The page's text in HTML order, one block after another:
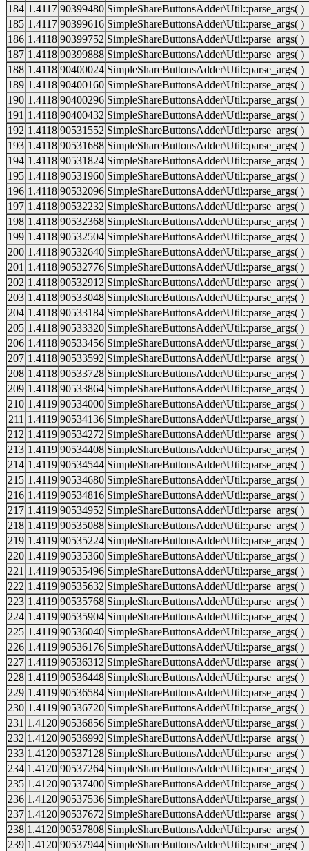
184 1.4117 90399480 SimpleShareButtonsAdder\Util::parse_args( )
185 1.4117 90399616 SimpleShareButtonsAdder\Util::parse_args( )
186 1.4118 90399752 SimpleShareButtonsAdder\Util::parse_args( )
187 1.4118 90399888 SimpleShareButtonsAdder\Util::parse_args( )
188 1.4118 90400024 SimpleShareButtonsAdder\Util::parse_args( )
189 1.4118 90400160 SimpleShareButtonsAdder\Util::parse_args( )
190 1.4118 90400296 SimpleShareButtonsAdder\Util::parse_args( )
191 1.4118 90400432 SimpleShareButtonsAdder\Util::parse_args( )
192 1.4118 90531552 SimpleShareButtonsAdder\Util::parse_args( )
193 1.4118 90531688 SimpleShareButtonsAdder\Util::parse_args( )
194 1.4118 90531824 SimpleShareButtonsAdder\Util::parse_args( )
195 1.4118 90531960 SimpleShareButtonsAdder\Util::parse_args( )
196 1.4118 90532096 SimpleShareButtonsAdder\Util::parse_args( )
197 1.4118 90532232 SimpleShareButtonsAdder\Util::parse_args( )
198 1.4118 90532368 SimpleShareButtonsAdder\Util::parse_args( )
199 1.4118 90532504 SimpleShareButtonsAdder\Util::parse_args( )
200 1.4118 90532640 SimpleShareButtonsAdder\Util::parse_args( )
201 1.4118 90532776 SimpleShareButtonsAdder\Util::parse_args( )
202 1.4118 90532912 SimpleShareButtonsAdder\Util::parse_args( )
203 1.4118 90533048 SimpleShareButtonsAdder\Util::parse_args( )
204 1.4118 90533184 SimpleShareButtonsAdder\Util::parse_args( )
205 1.4118 90533320 SimpleShareButtonsAdder\Util::parse_args( )
206 1.4118 90533456 SimpleShareButtonsAdder\Util::parse_args( )
207 1.4118 90533592 SimpleShareButtonsAdder\Util::parse_args( )
208 1.4118 90533728 SimpleShareButtonsAdder\Util::parse_args( )
209 1.4118 90533864 SimpleShareButtonsAdder\Util::parse_args( )
210 1.4119 90534000 SimpleShareButtonsAdder\Util::parse_args( )
211 1.4119 90534136 SimpleShareButtonsAdder\Util::parse_args( )
212 1.4119 90534272 SimpleShareButtonsAdder\Util::parse_args( )
213 1.4119 90534408 SimpleShareButtonsAdder\Util::parse_args( )
214 1.4119 90534544 SimpleShareButtonsAdder\Util::parse_args( )
215 1.4119 90534680 SimpleShareButtonsAdder\Util::parse_args( )
216 1.4119 90534816 SimpleShareButtonsAdder\Util::parse_args( )
217 1.4119 90534952 SimpleShareButtonsAdder\Util::parse_args( )
218 1.4119 90535088 SimpleShareButtonsAdder\Util::parse_args( )
219 1.4119 90535224 SimpleShareButtonsAdder\Util::parse_args( )
220 1.4119 90535360 SimpleShareButtonsAdder\Util::parse_args( )
221 1.4119 90535496 SimpleShareButtonsAdder\Util::parse_args( )
222 1.4119 90535632 SimpleShareButtonsAdder\Util::parse_args( )
223 1.4119 90535768 SimpleShareButtonsAdder\Util::parse_args( )
224 1.4119 90535904 SimpleShareButtonsAdder\Util::parse_args( )
225 1.4119 90536040 SimpleShareButtonsAdder\Util::parse_args( )
226 1.4119 90536176 SimpleShareButtonsAdder\Util::parse_args( )
227 1.4119 90536312 SimpleShareButtonsAdder\Util::parse_args( )
228 1.4119 90536448 SimpleShareButtonsAdder\Util::parse_args( )
229 1.4119 90536584 SimpleShareButtonsAdder\Util::parse_args( )
230 1.4119 90536720 SimpleShareButtonsAdder\Util::parse_args( )
231 1.4120 90536856 SimpleShareButtonsAdder\Util::parse_args( )
232 1.4120 90536992 SimpleShareButtonsAdder\Util::parse_args( )
233 1.4120 90537128 SimpleShareButtonsAdder\Util::parse_args( )
234 1.4120 90537264 SimpleShareButtonsAdder\Util::parse_args( )
235 1.4120 90537400 SimpleShareButtonsAdder\Util::parse_args( )
236 1.4120 90537536 SimpleShareButtonsAdder\Util::parse_args( )
237 1.4120 90537672 SimpleShareButtonsAdder\Util::parse_args( )
238 1.4120 90537808 SimpleShareButtonsAdder\Util::parse_args( )
239 1.4120 90537944 SimpleShareButtonsAdder\Util::parse_args( )